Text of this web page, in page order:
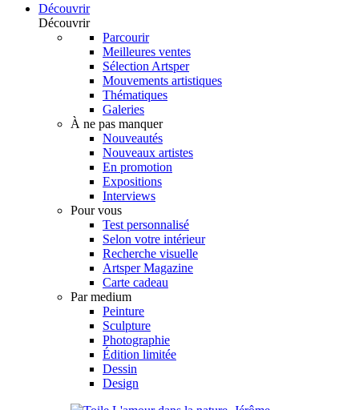
Découvrir
Découvrir
Parcourir
Meilleures ventes
Sélection Artsper
Mouvements artistiques
Thématiques
Galeries
À ne pas manquer
Nouveautés
Nouveaux artistes
En promotion
Expositions
Interviews
Pour vous
Test personnalisé
Selon votre intérieur
Recherche visuelle
Artsper Magazine
Carte cadeau
Par medium
Peinture
Sculpture
Photographie
Édition limitée
Dessin
Design